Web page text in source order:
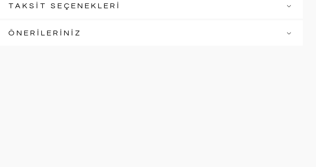
TAKSİT SEÇENEKLERİ
ÖNERİLERİNİZ